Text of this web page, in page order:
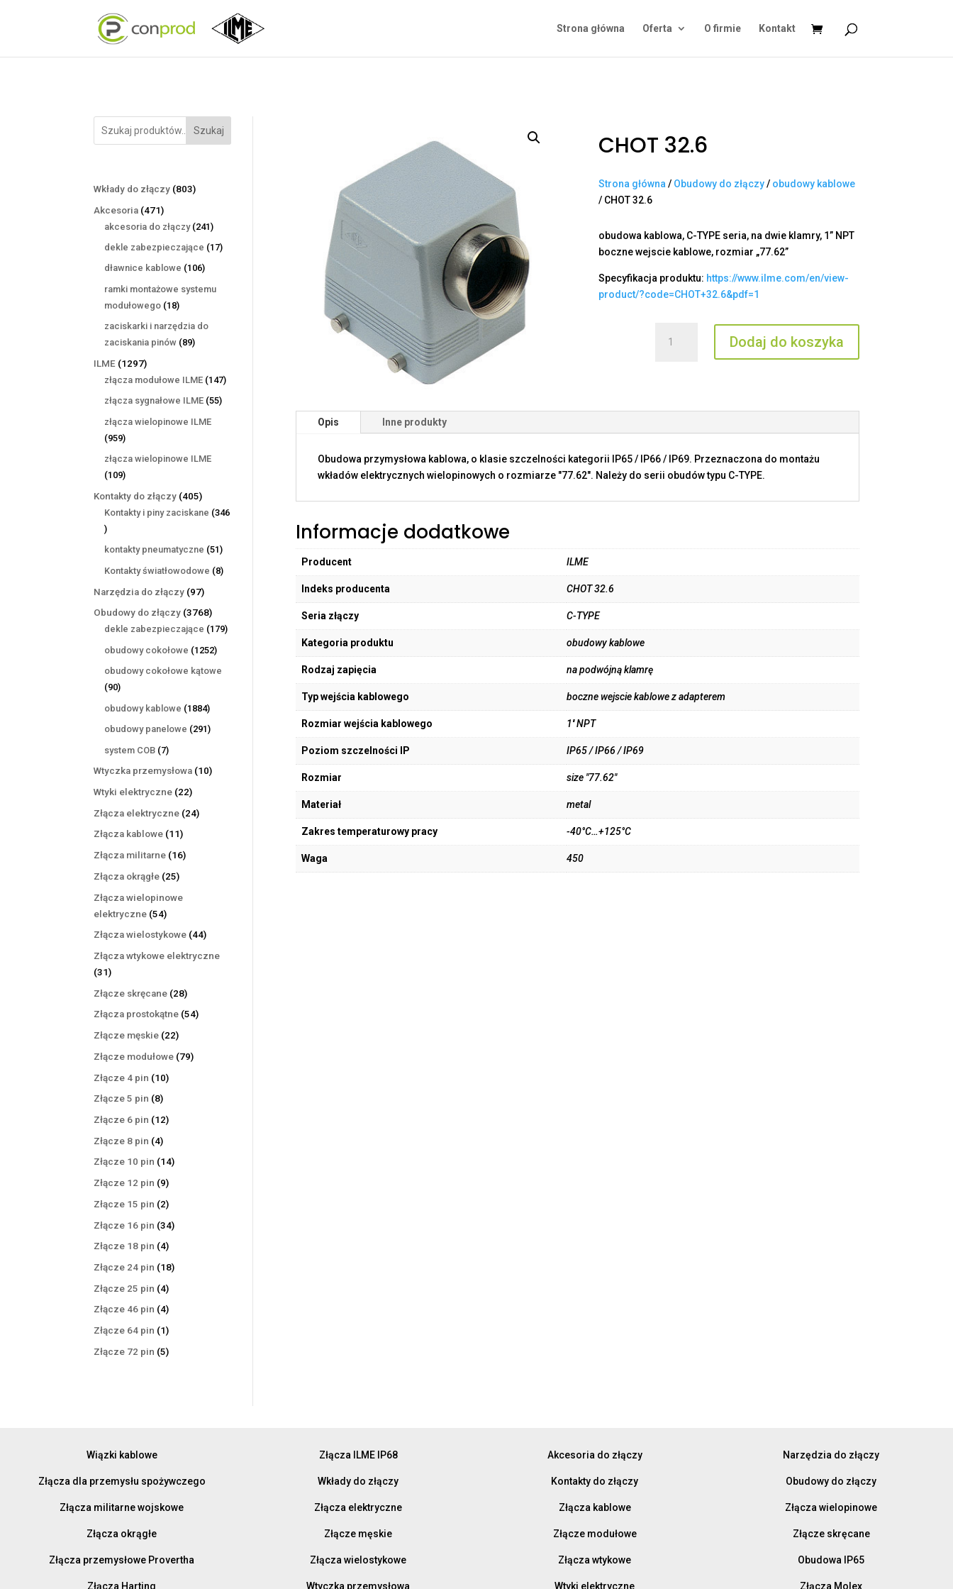
Strona główna Oferta O firmie Kontakt
Szukaj
Wkłady do złączy 803803
Akcesoria 471471
produktów
akcesoria do złączy 241241
produktów
dekle zabezpieczające 1717
dławnice kablowe 106106
ramki montażowe systemu
modułowego 1818
produktów
zaciskarki i narzędzia do
zaciskania pinów 8989
ILME 12971297
produktów
złącza modułowe ILME 147147
złącza sygnałowe ILME 5555
złącza wielopinowe ILME
959959
produktów
złącza wielopinowe ILME
109109
produktów
Kontakty do złączy 405405
produktów
Kontakty i piny zaciskane 346
346
produktów
kontakty pneumatyczne 5151
produktów
Kontakty światłowodowe 88
Narzędzia do złączy 9797
produktów
Obudowy do złączy 37683768
produktów
dekle zabezpieczające 179179
obudowy cokołowe 12521252
obudowy cokołowe kątowe
9090
produktów
obudowy kablowe 18841884
produkty
obudowy panelowe 291291
system COB 77
produktów
Wtyczka przemysłowa 1010
Wtyki elektryczne 2222
produkty
Złącza elektryczne 2424
Złącza kablowe 1111
produktów
Złącza militarne 1616
Złącza okrągłe 2525
Złącza wielopinowe
elektryczne 5454
produkty
Złącza wielostykowe 4444
Złącza wtykowe elektryczne
3131
produktów
Złącze skręcane 2828
produktów
Złącza prostokątne 5454
Złącze męskie 2222
produkty
Złącze modułowe 7979
Złącze 4 pin 1010
Złącze 5 pin 88
produktów
Złącze 6 pin 1212
Złącze 8 pin 44
produkty
Złącze 10 pin 1414
Złącze 12 pin 99
produktów
Złącze 15 pin 22
produkty
Złącze 16 pin 3434
Złącze 18 pin 44
produkty
Złącze 24 pin 1818
Złącze 25 pin 44
produkty
Złącze 46 pin 44
produkty
Złącze 64 pin 11
produkt
Złącze 72 pin 55
CHOT 32.6
Strona główna / Obudowy do złączy/ obudowy kablowe
/ CHOT 32.6
obudowa kablowa, C-TYPE seria, na dwie klamry, 1” NPT
boczne wejscie kablowe, rozmiar „77.62”
Specyfikacja produktu: https://www.ilme.com/en/view-
product/?code=CHOT+32.6&pdf=1
CHOT
Dodaj do koszyka
Opis Inne produkty
Obudowa przymysłowa kablowa, o klasie szczelności kategorii IP65 / IP66 / IP69. Przeznaczona do montażu
wkładów elektrycznych wielopinowych o rozmiarze "77.62". Należy do serii obudów typu C-TYPE.
Informacje dodatkowe
Producent ILME
Indeks producenta CHOT 32.6
Seria złączy C-TYPE
Kategoria produktu obudowy kablowe
Rodzaj zapięcia na podwójną klamrę
Typ wejścia kablowego boczne wejscie kablowe z adapterem
Rozmiar wejścia kablowego 1'' NPT
Poziom szczelności IP IP65 / IP66 / IP69
Rozmiar size "77.62"
Materiał metal
Zakres temperaturowy pracy -40°C…+125°C
Waga 450
Wiązki kablowe
Złącza dla przemysłu spożywczego
Złącza militarne wojskowe
Złącza okrągłe
Złącza przemysłowe Provertha
Złącza Harting
Złącza ILME IP68
Wkłady do złączy
Złącza elektryczne
Złącze męskie
Złącza wielostykowe
Wtyczka przemysłowa
Akcesoria do złączy
Kontakty do złączy
Złącza kablowe
Złącze modułowe
Złącza wtykowe
Wtyki elektryczne
Narzędzia do złączy
Obudowy do złączy
Złącza wielopinowe
Złącze skręcane
Obudowa IP65
Złącza Molex